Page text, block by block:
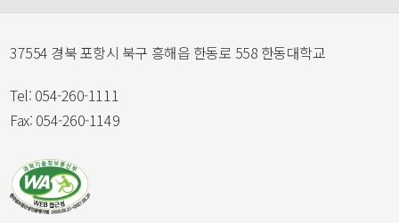
37554 경북 포항시 북구 흥해읍 한동로 558 한동대학교
Tel: 054-260-1111
Fax: 054-260-1149